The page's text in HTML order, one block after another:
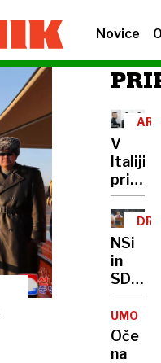
Novice
V
Italiji
prijeli
tatu
NSi
in
SDS
vložili
proti
UMOR
Oče
na